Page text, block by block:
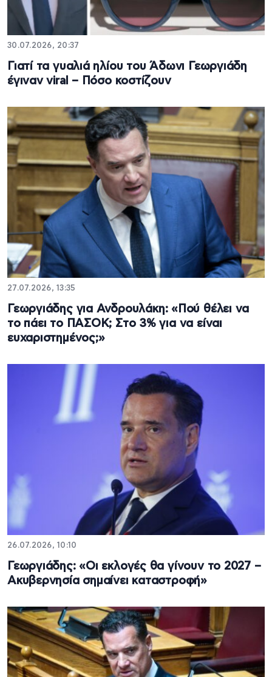
30.07.2026, 20:37
Γιατί τα γυαλιά ηλίου του Άδωνι Γεωργιάδη
έγιναν viral – Πόσο κοστίζουν
27.07.2026, 13:35
Γεωργιάδης για Ανδρουλάκη: «Πού θέλει να
το πάει το ΠΑΣΟΚ; Στο 3% για να είναι
ευχαριστημένος;»
26.07.2026, 10:10
Γεωργιάδης: «Οι εκλογές θα γίνουν το 2027 –
Ακυβερνησία σημαίνει καταστροφή»